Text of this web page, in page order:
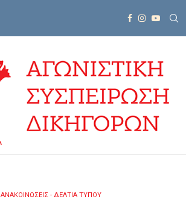
ΑΝΑΚΟΙΝΩΣΕΙΣ - ΔΕΛΤΙΑ ΤΥΠΟΥ